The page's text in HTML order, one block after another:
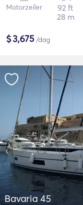
Motorzeiler
92 ft
28 m
$3,675 /dag
Bavaria 45